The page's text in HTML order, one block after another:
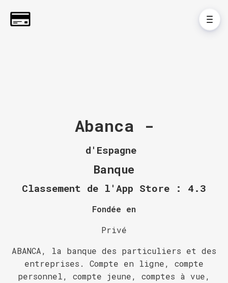
Abanca -
d'Espagne
Banque
Classement de l'App Store : 4.3
Fondée en
Privé
ABANCA, la banque des particuliers et des
entreprises. Compte en ligne, compte
personnel, compte jeune, comptes à vue,